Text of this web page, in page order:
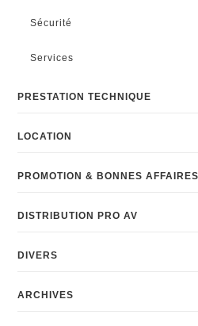
Sécurité
Services
PRESTATION TECHNIQUE
LOCATION
PROMOTION & BONNES AFFAIRES
DISTRIBUTION PRO AV
DIVERS
ARCHIVES